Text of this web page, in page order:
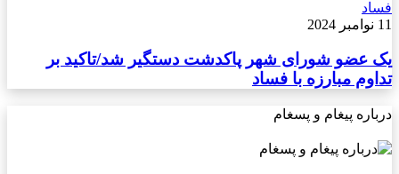
فساد
11 نوامبر 2024
یک عضو شورای شهر پاکدشت دستگیر شد/تاکید بر
تداوم مبارزه با فساد
درباره پیغام و پسغام